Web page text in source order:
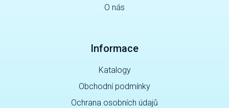
O nás
Informace
Katalogy
Obchodní podmínky
Ochrana osobních údajů